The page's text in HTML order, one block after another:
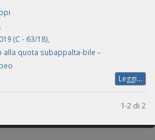
(C - 63/18)
alla quota subappalta-bile –
Leggi...
1-2 di 2